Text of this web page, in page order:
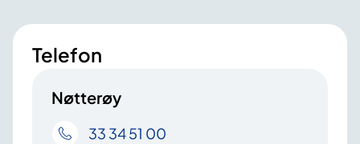
Telefon
Nøtterøy
33 34 51 00